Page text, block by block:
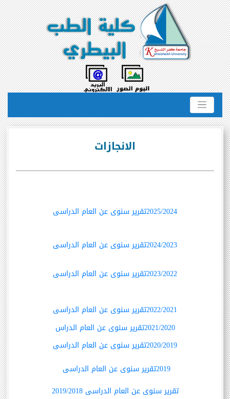
الانجازات
2025/2024تقرير سنوى عن العام الدراسى
2024/2023تقرير سنوى عن العام الدراسى
2023/2022تقرير سنوى عن العام الدراسى
2022/2021تقرير سنوى عن العام الدراسى
2021/2020تقرير سنوى عن العام الدراس
2020/2019تقرير سنوى عن العام الدراسى
2019تقرير سنوى عن العام الدراسى
تقرير سنوى عن العام الدراسى 2019/2018